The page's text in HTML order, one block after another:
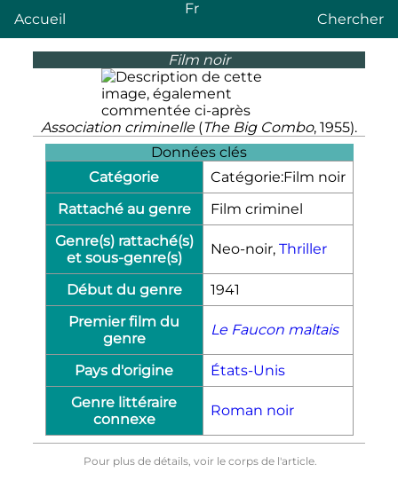
Accueil
Fr
Chercher
Film noir
Association criminelle(The Big Combo, 1955).
Données clés
Catégorie
Catégorie:Film noir
Rattaché au genre
Film criminel
Genre(s) rattaché(s)
et sous-genre(s)
Neo-noir, Thriller
Début du genre
1941
Premier film du
genre
Le Faucon maltais
Pays d'origine
États-Unis
Genre littéraire
connexe
Roman noir
Pour plus de détails, voir le corps de l'article.